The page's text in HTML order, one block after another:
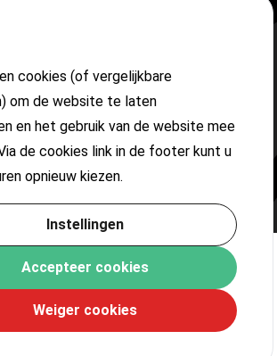
cookies (of vergelijkbare
om de website te laten
en het gebruik van de website mee
de cookies link in de footer kunt u
opnieuw kiezen.
Instellingen
Accepteer cookies
Weiger cookies